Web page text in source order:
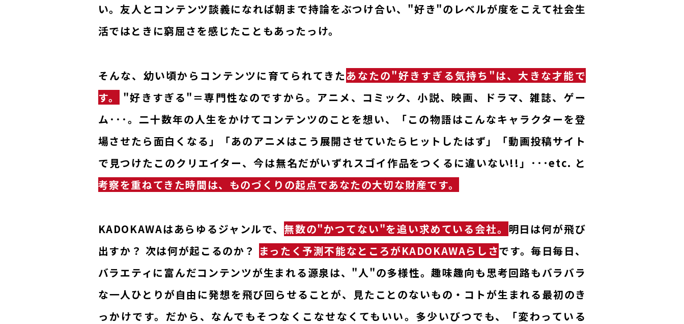
い。友人とコンテンツ談義になれば朝まで持論をぶつけ合い、"好き"のレベルが度をこえて社会生
活ではときに窮屈さを感じたこともあったっけ。
そんな、幼い頃からコンテンツに育てられてきたあなたの"好きすぎる気持ち"は、大きな才能で
す。
"好きすぎる"＝専門性なのですから。アニメ、コミック、小説、映画、ドラマ、雑誌、ゲー
ム･･･。二十数年の人生をかけてコンテンツのことを想い、「この物語はこんなキャラクターを登
場させたら面白くなる」「あのアニメはこう展開させていたらヒットしたはず」「動画投稿サイト
で見つけたこのクリエイター、今は無名だがいずれスゴイ作品をつくるに違いない!!」･･･etc. と
考察を重ねてきた時間は、ものづくりの起点であなたの大切な財産です。
KADOKAWAはあらゆるジャンルで、 無数の"かつてない"を追い求めている会社。 明日は何が飛び
出すか？ 次は何が起こるのか？ まったく予測不能なところがKADOKAWAらしさです。毎日毎日、
バラエティに富んだコンテンツが生まれる源泉は、"人"の多様性。趣味趣向も思考回路もバラバラ
な一人ひとりが自由に発想を飛び回らせることが、見たことのないもの・コトが生まれる最初のき
っかけです。だから、なんでもそつなくこなせなくてもいい。多少いびつでも、「変わっている